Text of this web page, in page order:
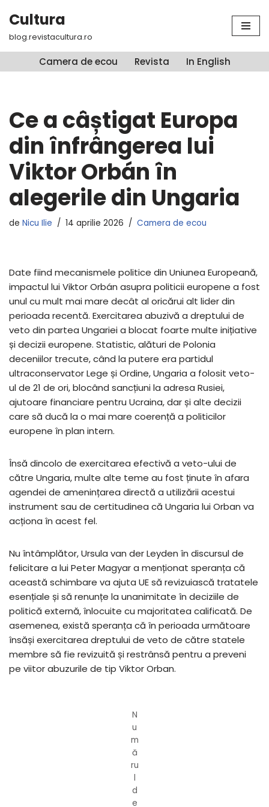
Sari
conținut
Cultura
blog.revistacultura.ro
Camera de ecou Revista In English
Ce a câștigat Europa
din înfrângerea lui
Viktor Orbán în
alegerile din Ungaria
de Nicu Ilie 14 aprilie 2026 Camera de ecou
Date fiind mecanismele politice din Uniunea Europeană,
impactul lui Viktor Orbán asupra politicii europene a fost
unul cu mult mai mare decât al oricărui alt lider din
perioada recentă. Exercitarea abuzivă a dreptului de
veto din partea Ungariei a blocat foarte multe inițiative
și decizii europene. Statistic, alături de Polonia
deceniilor trecute, când la putere era partidul
ultraconservator Lege și Ordine, Ungaria a folosit veto-
ul de 21 de ori, blocând sancțiuni la adresa Rusiei,
ajutoare financiare pentru Ucraina, dar și alte decizii
care să ducă la o mai mare coerență a politicilor
europene în plan intern.
Însă dincolo de exercitarea efectivă a veto-ului de
către Ungaria, multe alte teme au fost ținute în afara
agendei de amenințarea directă a utilizării acestui
instrument sau de certitudinea că Ungaria lui Orban va
acționa în acest fel.
Nu întâmplător, Ursula van der Leyden în discursul de
felicitare a lui Peter Magyar a menționat speranța că
această schimbare va ajuta UE să revizuiască tratatele
esențiale și să renunțe la unanimitate în deciziile de
politică externă, înlocuite cu majoritatea calificată. De
asemenea, există speranța că în perioada următoare
însăși exercitarea dreptului de veto de către statele
membre să fie revizuită și restrânsă pentru a preveni
pe viitor abuzurile de tip Viktor Orban.
N
u
m
ă
ru
l
d
e